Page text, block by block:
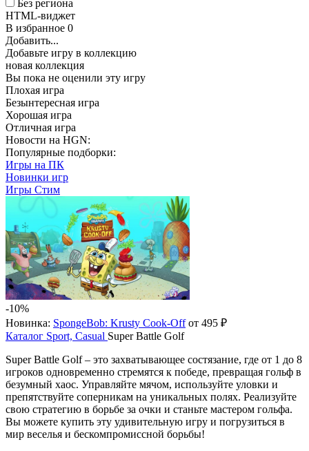
Без региона
HTML-виджет
В избранное 0
Добавить...
Добавьте игру в коллекцию
новая коллекция
Вы пока не оценили эту игру
Плохая игра
Безынтересная игра
Хорошая игра
Отличная игра
Новости на HGN:
Популярные подборки:
Игры на ПК
Новинки игр
Игры Стим
-10%
Новинка: SpongeBob: Krusty Cook-Offот 495 ₽
Каталог Sport, Casual Super Battle Golf
Super Battle Golf – это захватывающее состязание, где от 1 до 8
игроков одновременно стремятся к победе, превращая гольф в
безумный хаос. Управляйте мячом, используйте уловки и
препятствуйте соперникам на уникальных полях. Реализуйте
свою стратегию в борьбе за очки и станьте мастером гольфа.
Вы можете купить эту удивительную игру и погрузиться в
мир веселья и бескомпромиссной борьбы!